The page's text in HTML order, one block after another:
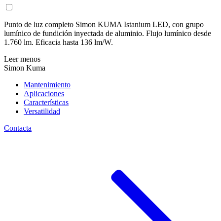
Punto de luz completo Simon KUMA Istanium LED, con grupo
lumínico de fundición inyectada de aluminio. Flujo lumínico desde
1.760 lm. Eficacia hasta 136 lm/W.
Leer menos
Simon Kuma
Mantenimiento
Aplicaciones
Características
Versatilidad
Contacta